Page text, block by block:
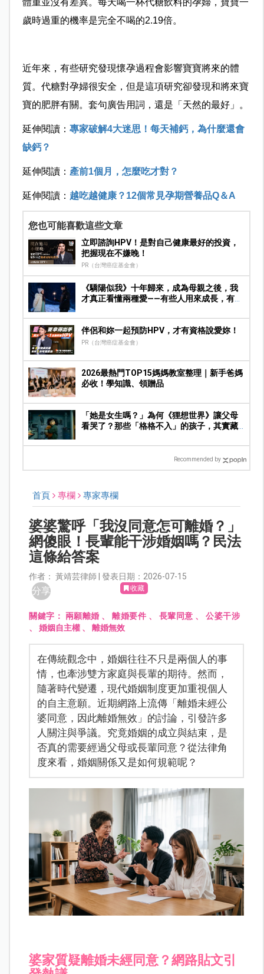
體重並沒有差異。每天喝一杯代糖飲料的孕婦，寶寶一
歲時過重的機率是完全不喝的2.19倍。
近年來，有些研究發現懷孕過程會影響寶寶將來的體
質。代糖對孕婦很安全，但是這項研究卻發現和將來寶
寶的肥胖有關。套句廣告用詞，還是「天然的最好」。
延伸閱讀： 專家破解4大迷思！每天補鈣，為什麼還會
缺鈣？
延伸閱讀： 產前1個月，怎麼吃才對？
延伸閱讀： 越吃越健康？12個常見孕期營養品Q＆A
您也可能喜歡這些文章
立即諮詢HPV！是對自己健康最好的投資，
把握現在不嫌晚！
PR（台灣癌症基金會）
《驕陽似我》十年歸來，成為母親之後，我
才真正看懂兩種愛——有些人用來成長，有些
伴侶和妳一起預防HPV，才有資格說愛妳！
PR（台灣癌症基金會）
2026最熱門TOP15媽媽教室整理｜新手爸媽
必收！學知識、領贈品
「她是女生嗎？」為何《狸想世界》讓父母
看哭了？那些「格格不入」的孩子，其實藏
Recommended by
首頁 專欄 專家專欄
婆婆驚呼「我沒同意怎可離婚？」
網傻眼！長輩能干涉婚姻嗎？民法
這條給答案
作者： 黃靖芸律師 | 發表日期：2026-07-15
分享 收藏
關鍵字： 兩願離婚 、離婚要件 、 長輩同意 、公婆干涉
、婚姻自主權 、離婚無效
在傳統觀念中，婚姻往往不只是兩個人的事
情，也牽涉雙方家庭與長輩的期待。然而，
隨著時代變遷，現代婚姻制度更加重視個人
的自主意願。近期網路上流傳「離婚未經公
婆同意，因此離婚無效」的討論，引發許多
人關注與爭議。究竟婚姻的成立與結束，是
否真的需要經過父母或長輩同意？從法律角
度來看，婚姻關係又是如何規範呢？
婆家質疑離婚未經同意？網路貼文引